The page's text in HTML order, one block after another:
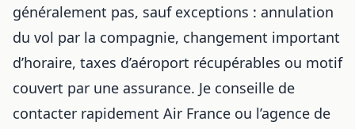
généralement pas, sauf exceptions : annulation
du vol par la compagnie, changement important
d’horaire, taxes d’aéroport récupérables ou motif
couvert par une assurance. Je conseille de
contacter rapidement Air France ou l’agence de